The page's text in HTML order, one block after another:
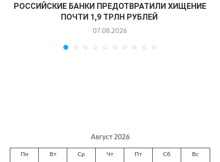
РОССИЙСКИЕ БАНКИ ПРЕДОТВРАТИЛИ ХИЩЕНИЕ
ПОЧТИ 1,9 ТРЛН РУБЛЕЙ
07.08.2026
Август 2026
Пн Вт Ср Чт Пт Сб Вс